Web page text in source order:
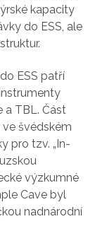
kapacity
do ESS, ale
ESS patří
a TBL. Část
švédském
pro tzv. „In-
výzkumné
Cave byl
nadnárodní